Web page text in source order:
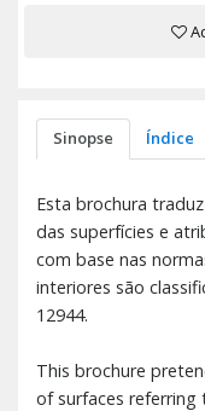
Sinopse Índice
Esta brochura
das superfícies e
com base nas
interiores são
12944.
This brochure
of surfaces